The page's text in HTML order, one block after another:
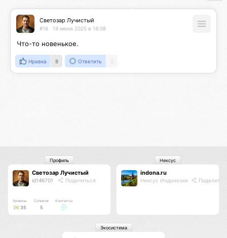
Светозар Лучистый
#16 19 июня 2025 в 18:08
Что-то новенькое.
Нравка 8 Ответить 0
Светозар Лучистый
id146701 Поделиться
Уровень
35
Соликов
5
Контакты
Профиль
indona.ru
Нексус Индонезии
Нексус
Экосистема